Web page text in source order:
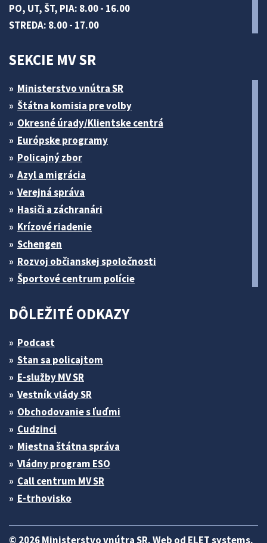
PO, UT, ŠT, PIA: 8.00 - 16.00
STREDA: 8.00 - 17.00
SEKCIE MV SR
Ministerstvo vnútra SR
Štátna komisia pre volby
Okresné úrady/Klientske centrá
Európske programy
Policajný zbor
Azyl a migrácia
Verejná správa
Hasiči a záchranári
Krízové riadenie
Schengen
Rozvoj občianskej spoločnosti
Športové centrum polície
DÔLEŽITÉ ODKAZY
Podcast
Stan sa policajtom
E-služby MV SR
Vestník vlády SR
Obchodovanie s ľuďmi
Cudzinci
Miestna štátna správa
Vládny program ESO
Call centrum MV SR
E-trhovisko
© 2026 Ministerstvo vnútra SR. Web od ELET systems.